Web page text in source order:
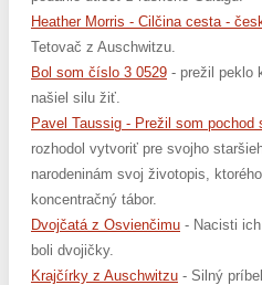
Heather Morris - Cilčina cesta -
Tetovač z Auschwitzu.
Bol som číslo 3 0529 - prežil peklo
našiel silu žiť.
Pavel Taussig - Prežil som pochod
rozhodol vytvoriť pre svojho
narodeninám svoj životopis,
koncentračný tábor.
Dvojčatá z Osvienčimu - Nacisti
boli dvojičky.
Krajčírky z Auschwitzu - Silný